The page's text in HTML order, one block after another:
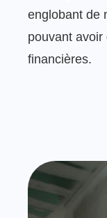
englobant de
pouvant avoir
financières.